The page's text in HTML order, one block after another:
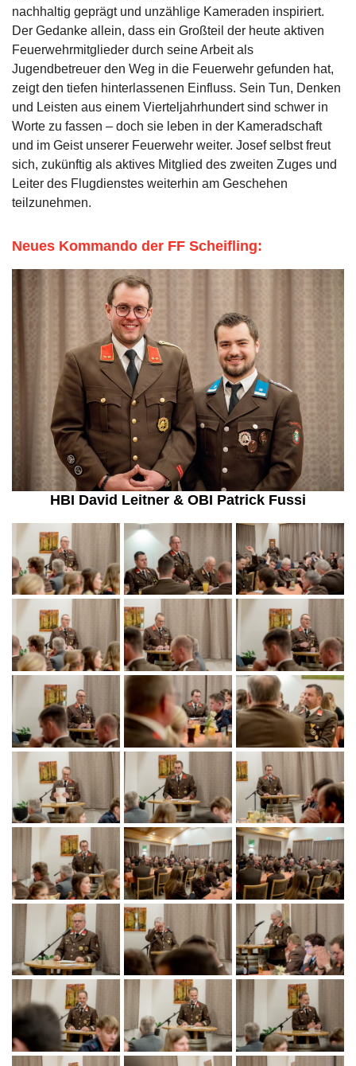
nachhaltig geprägt und unzählige Kameraden inspiriert.
Der Gedanke allein, dass ein Großteil der heute aktiven
Feuerwehrmitglieder durch seine Arbeit als
Jugendbetreuer den Weg in die Feuerwehr gefunden hat,
zeigt den tiefen hinterlassenen Einfluss. Sein Tun, Denken
und Leisten aus einem Vierteljahrhundert sind schwer in
Worte zu fassen – doch sie leben in der Kameradschaft
und im Geist unserer Feuerwehr weiter. Josef selbst freut
sich, zukünftig als aktives Mitglied des zweiten Zuges und
Leiter des Flugdienstes weiterhin am Geschehen
teilzunehmen.
Neues Kommando der FF Scheifling:
HBI David Leitner & OBI Patrick Fussi